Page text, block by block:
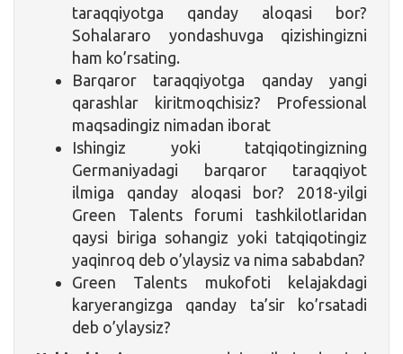
taraqqiyotga qanday aloqasi bor?
Sohalararo yondashuvga qizishingizni
ham ko’rsating.
Barqaror taraqqiyotga qanday yangi
qarashlar kiritmoqchisiz? Professional
maqsadingiz nimadan iborat
Ishingiz yoki tatqiqotingizning
Germaniyadagi barqaror taraqqiyot
ilmiga qanday aloqasi bor? 2018-yilgi
Green Talents forumi tashkilotlaridan
qaysi biriga sohangiz yoki tatqiqotingiz
yaqinroq deb o’ylaysiz va nima sababdan?
Green Talents mukofoti kelajakdagi
karyerangizga qanday ta’sir ko’rsatadi
deb o’ylaysiz?